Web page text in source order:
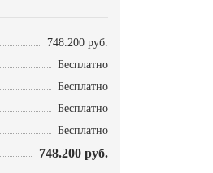
748.200 руб.
Бесплатно
Бесплатно
Бесплатно
Бесплатно
748.200 руб.